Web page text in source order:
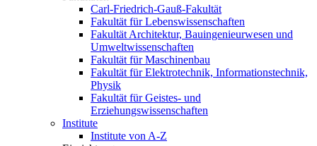
Carl-Friedrich-Gauß-Fakultät
Fakultät für Lebenswissenschaften
Fakultät Architektur, Bauingenieurwesen und
Umweltwissenschaften
Fakultät für Maschinenbau
Fakultät für Elektrotechnik, Informationstechnik,
Physik
Fakultät für Geistes- und
Erziehungswissenschaften
Institute
Institute von A-Z